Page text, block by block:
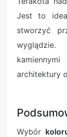
Jest to
stworzyć
architektury
Wybór